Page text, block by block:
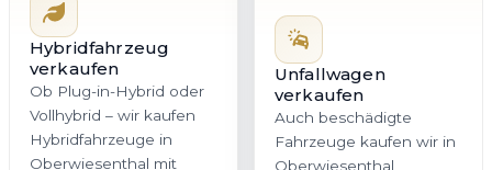
Hybridfahrzeug
verkaufen
Ob Plug-in-Hybrid oder
Vollhybrid – wir kaufen
Hybridfahrzeuge in
Oberwiesenthal mit
Unfallwagen
verkaufen
Auch beschädigte
Fahrzeuge kaufen wir in
Oberwiesenthal